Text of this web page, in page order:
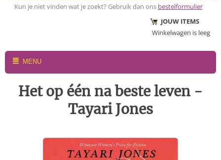
Kun je niet vinden wat je zoekt? Gebruik dan ons bestelformulier
JOUW ITEMS
Winkelwagen is leeg
MENU
Het op één na beste leven -
Tayari Jones